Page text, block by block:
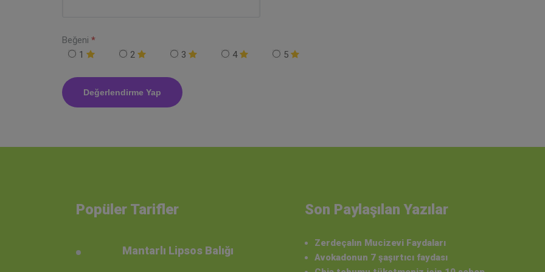
Beğeni *
1
2 3 4 5
Popüler Tarifler
Mantarlı Lipsos Balığı
Son Paylaşılan Yazılar
Zerdeçalın Mucizevi Faydaları
Avokadonun 7 şaşırtıcı faydası